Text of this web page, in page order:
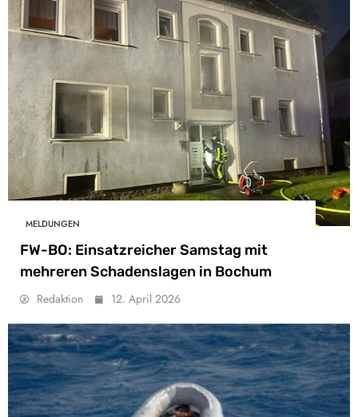
MELDUNGEN
FW-BO: Einsatzreicher Samstag mit
mehreren Schadenslagen in Bochum
Redaktion 12. April 2026